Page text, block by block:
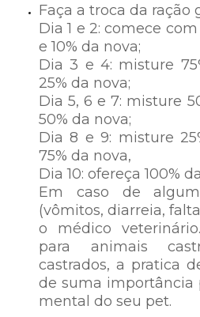
Faça a troca da ração
Dia 1 e 2: comece
e 10% da nova;
Dia 3 e 4: misture
25% da nova;
Dia 5, 6 e 7: misture
50% da nova;
Dia 8 e 9: misture
75% da nova,
Dia 10: ofereça 100%
Em caso de
(vômitos, diarreia,
o médico
para animais
castrados, a pratica
de suma importância
mental do seu pet.